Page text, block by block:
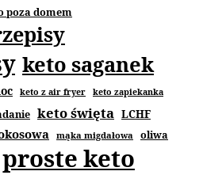
poza domem
keto saganek
keto z air fryer keto zapiekanka
keto święta LCHF
mąka migdałowa oliwa
proste keto